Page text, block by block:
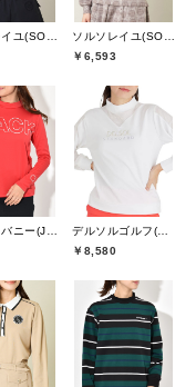
￥6,593
￥8,580